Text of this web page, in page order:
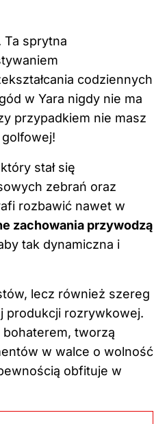
sprytna
codziennych
w Yara nigdy nie ma
przypadkiem nie masz
stał się
zebrań oraz
rozbawić nawet w
zachowania przywodzą
tak dynamiczna i
lecz również szereg
produkcji rozrywkowej.
bohaterem, tworzą
w walce o wolność
obfituje w